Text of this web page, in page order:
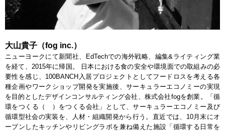
大山貴子（fog inc.）
ニューヨークにて新聞社、EdTechでの海外戦略、編集&ライティング業
を経て、2015年に帰国。 日本における食の安全や環境面での取組みの必
要性を感じ、100BANCH入居プロジェクトとしてフードロスを考える各
種企画やワークショップ開発を実施後、サーキュラーエコノミーの実現
を目的としたデザインコンサルティング会社、株式会社fogを創業。「循
環をつくる（ ）をつくる会社」として、サーキュラーエコノミー及び
循環型社会の実装を、人材・組織開発から行う。直近では、10月末にオ
ープンしたキッチンやリビングラボを兼ね備えた施設「循環する日常を